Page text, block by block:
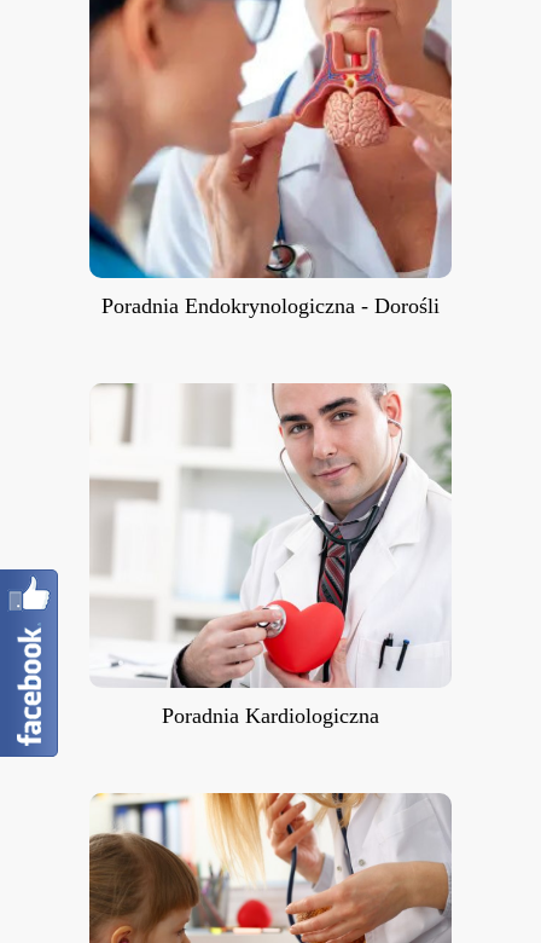
Poradnia Endokrynologiczna -
Dorośli
Poradnia Endokrynologiczna - Dorośli
Poradnia Kardiologiczna
Poradnia Kardiologiczna